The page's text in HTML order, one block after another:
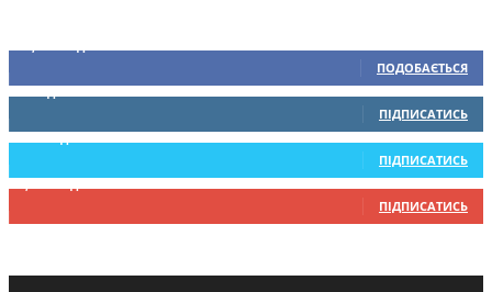
ПОДОБАЄТЬСЯ
0 Підписників
ПІДПИСАТИСЬ
234 Підписників
ПІДПИСАТИСЬ
9,370 Підписників
ПІДПИСАТИСЬ